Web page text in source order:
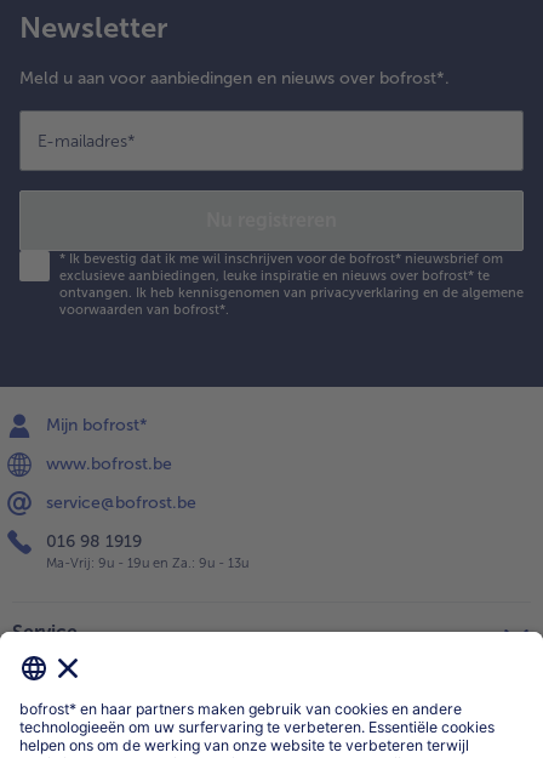
Newsletter
Meld u aan voor aanbiedingen en nieuws over bofrost*.
E-mailadres*
* Ik bevestig dat ik me wil inschrijven voor de bofrost* nieuwsbrief om
exclusieve aanbiedingen, leuke inspiratie en nieuws over bofrost* te
ontvangen. Ik heb kennisgenomen van privacyverklaring en de algemene
voorwaarden van bofrost*.
Mijn bofrost*
www.bofrost.be
service@bofrost.be
016 98 1919
Ma-Vrij: 9u - 19u en Za.: 9u - 13u
Service